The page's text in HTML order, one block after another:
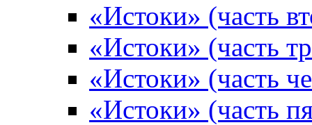
«Истоки» (часть
«Истоки» (часть
«Истоки» (часть
«Истоки» (часть